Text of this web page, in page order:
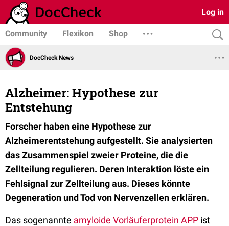
Log in
Community Flexikon Shop
DocCheck News
Alzheimer: Hypothese zur
Entstehung
Forscher haben eine Hypothese zur
Alzheimerentstehung aufgestellt. Sie analysierten
das Zusammenspiel zweier Proteine, die die
Zellteilung regulieren. Deren Interaktion löste ein
Fehlsignal zur Zellteilung aus. Dieses könnte
Degeneration und Tod von Nervenzellen erklären.
Das sogenannte amyloide Vorläuferprotein APP ist